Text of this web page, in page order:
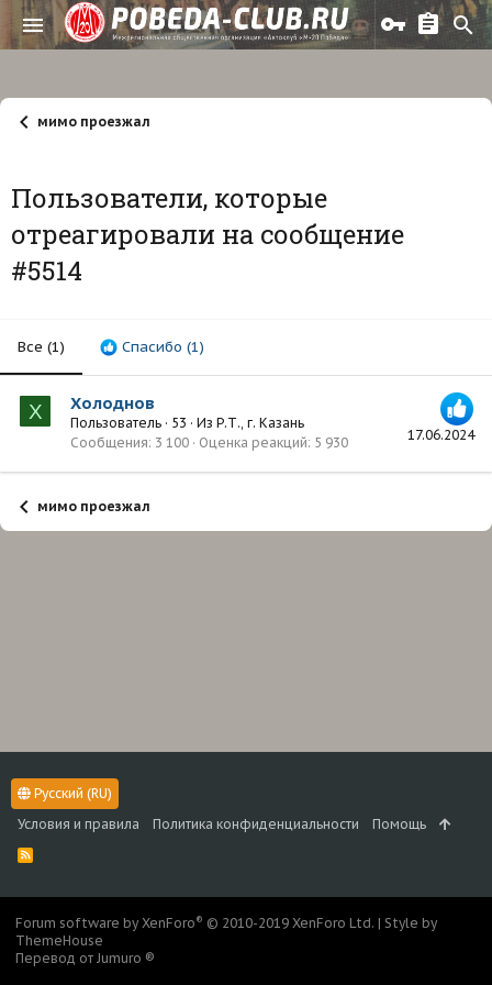
мимо проезжал
Пользователи, которые
отреагировали на сообщение
#5514
Все (1) Спасибо (1)
Х
17.06.2024
Холоднов
Пользователь · 53 · Из Р.Т., г. Казань
Сообщения 3 100 Оценка реакций 5 930
мимо проезжал
Русский (RU)
Условия и правила
Политика конфиденциальности Помощь
R
S
Forum software by XenForo® © 2010-2019 XenForo Ltd. | Style by
ThemeHouse
Перевод от Jumuro ®